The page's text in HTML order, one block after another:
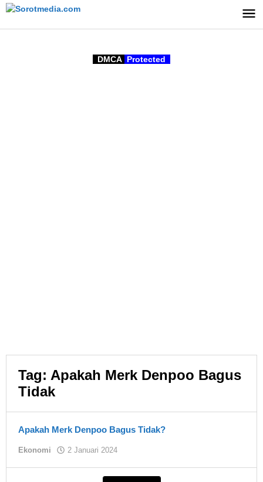
Lewati
konten
DMCA Protected
Tag: Apakah Merk Denpoo Bagus
Tidak
Apakah Merk Denpoo Bagus Tidak?
Ekonomi 2 Januari 2024